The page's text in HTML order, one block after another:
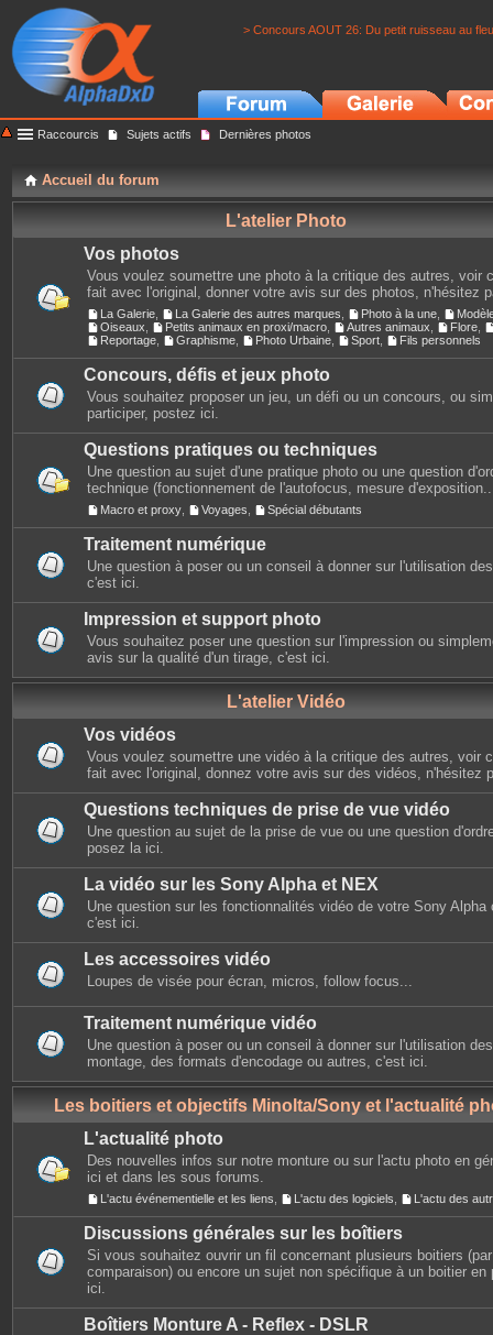
> Concours AOUT 26: Du petit ruisseau au
Raccourcis Sujets actifs Dernières photos
Accueil du forum
L'atelier Photo
Vos photos
Vous voulez soumettre une photo à la critique des autres, voir
fait avec l'original, donner votre avis sur des photos, n'hésitez
La Galerie La Galerie des autres marques Photo à la une
Oiseaux
Petits animaux en proxi/macro Autres animaux Flore
Reportage
Graphisme Photo Urbaine Sport Fils personnels
Concours, défis et jeux photo
Vous souhaitez proposer un jeu, un défi ou un concours, ou
participer, postez ici.
Questions pratiques ou techniques
Une question au sujet d'une pratique photo ou une question
technique (fonctionnement de l'autofocus, mesure
Macro et proxy Voyages Spécial débutants
Traitement numérique
Une question à poser ou un conseil à donner sur l'utilisation
c'est ici.
Impression et support photo
Vous souhaitez poser une question sur l'impression ou
avis sur la qualité d'un tirage, c'est ici.
L'atelier Vidéo
Vos vidéos
Vous voulez soumettre une vidéo à la critique des autres, voir
fait avec l'original, donnez votre avis sur des vidéos, n'hésitez
Questions techniques de prise de vue vidéo
Une question au sujet de la prise de vue ou une question
posez la ici.
La vidéo sur les Sony Alpha et NEX
Une question sur les fonctionnalités vidéo de votre Sony Alpha
c'est ici.
Les accessoires vidéo
Loupes de visée pour écran, micros, follow focus...
Traitement numérique vidéo
Une question à poser ou un conseil à donner sur l'utilisation
montage, des formats d'encodage ou autres, c'est ici.
Les boitiers et objectifs Minolta/Sony et l'actualité
L'actualité photo
Des nouvelles infos sur notre monture ou sur l'actu photo en
ici et dans les sous forums.
L'actu événementielle et les liens L'actu des logiciels L'actu des
Discussions générales sur les boîtiers
Si vous souhaitez ouvrir un fil concernant plusieurs boitiers
comparaison) ou encore un sujet non spécifique à un boitier en
ici.
Boîtiers Monture A - Reflex - DSLR